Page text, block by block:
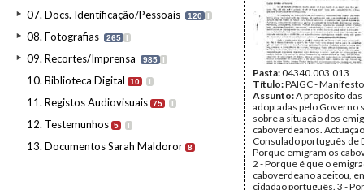
07. Docs. Identificação/Pessoais 120 I
08. Fotografias 265 I
09. Recortes/Imprensa 985 I
10. Biblioteca Digital 10 I
11. Registos Audiovisuais 75 I
12. Testemunhos 5 I
13. Documentos Sarah Maldoror 8
Pasta:04340.003.013
Título:PAIGC - Manifesto
Assunto:A propósito
adoptadas pelo Governo
sobre a situação dos
caboverdeanos.
Consulado português de
Porque emigram os
2 - Porque é que o
caboverdeano aceitou,
cidadão português. 3 -